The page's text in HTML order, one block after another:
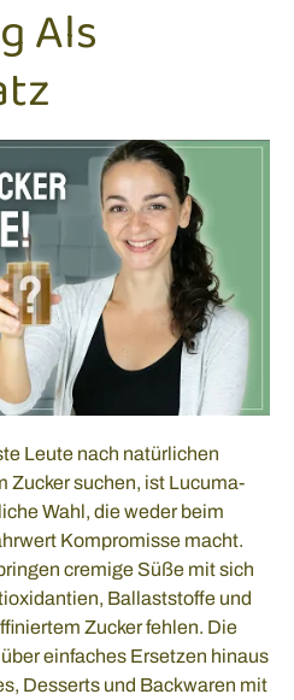
Als
Leute nach natürlichen
Zucker suchen, ist Lucuma-
Wahl, die weder beim
Kompromisse macht.
cremige Süße mit sich
Ballaststoffe und
Zucker fehlen. Die
einfaches Ersetzen hinaus
Desserts und Backwaren mit